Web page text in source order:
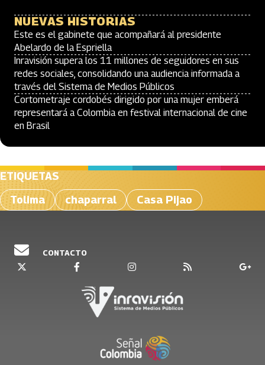
NUEVAS HISTORIAS
Este es el gabinete que acompañará al presidente
Abelardo de la Espriella
Inravisión supera los 11 millones de seguidores en sus
redes sociales, consolidando una audiencia informada a
través del Sistema de Medios Públicos
Cortometraje cordobés dirigido por una mujer emberá
representará a Colombia en festival internacional de cine
en Brasil
ETIQUETAS
Tolima
chaparral Casa Pijao
CONTACTO